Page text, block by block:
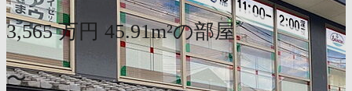
3,565 万円 45.91m²の部屋
〜